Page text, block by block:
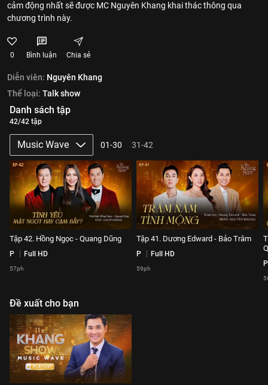
cảm động nhất sẽ được MC Nguyên Khang khai thác thông qua
chương trình này.
0 Bình luận Chia sẻ
Diễn viên: Nguyên Khang
Thể loại: Talk show
Danh sách tập
42/42 tập
Music Wave 01-30 31-42
Tập 42. Hồng Ngọc - Quang Dũng
P Full HD
57ph
Tập 41. Dương Edward - Bảo Trâm
P Full HD
59ph
P
Đề xuất cho bạn